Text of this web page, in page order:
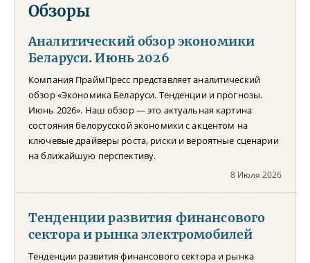
Обзоры
Аналитический обзор экономики
Беларуси. Июнь 2026
Компания ПраймПресс представляет аналитический
обзор «Экономика Беларуси. Тенденции и прогнозы.
Июнь 2026». Наш обзор — это актуальная картина
состояния белорусской экономики с акцентом на
ключевые драйверы роста, риски и вероятные сценарии
на ближайшую перспективу.
8 Июля 2026
Тенденции развития финансового
сектора и рынка электромобилей
Тенденции развития финансового сектора и рынка